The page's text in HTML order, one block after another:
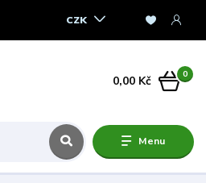
Menu
CZK
0
0,00 Kč